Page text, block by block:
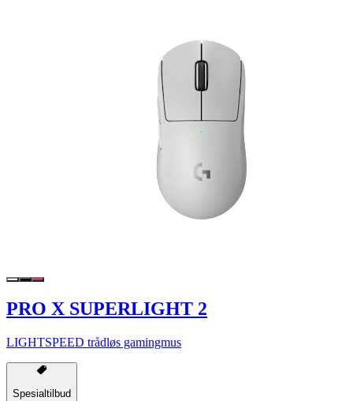
PRO X SUPERLIGHT 2
LIGHTSPEED trådløs gamingmus
Spesialtilbud